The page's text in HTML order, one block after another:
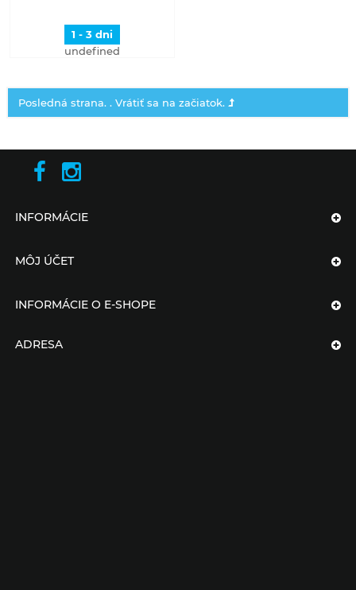
1 - 3 dni
undefined
Posledná strana. . Vrátiť sa na začiatok.
INFORMÁCIE
MÔJ ÚČET
INFORMÁCIE O E-SHOPE
ADRESA